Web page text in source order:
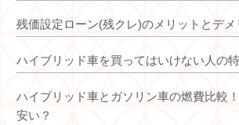
残価設定ローン(残クレ)のメリットとデメ
ハイブリッド車を買ってはいけない人の
ハイブリッド車とガソリン車の燃費比較
安い？